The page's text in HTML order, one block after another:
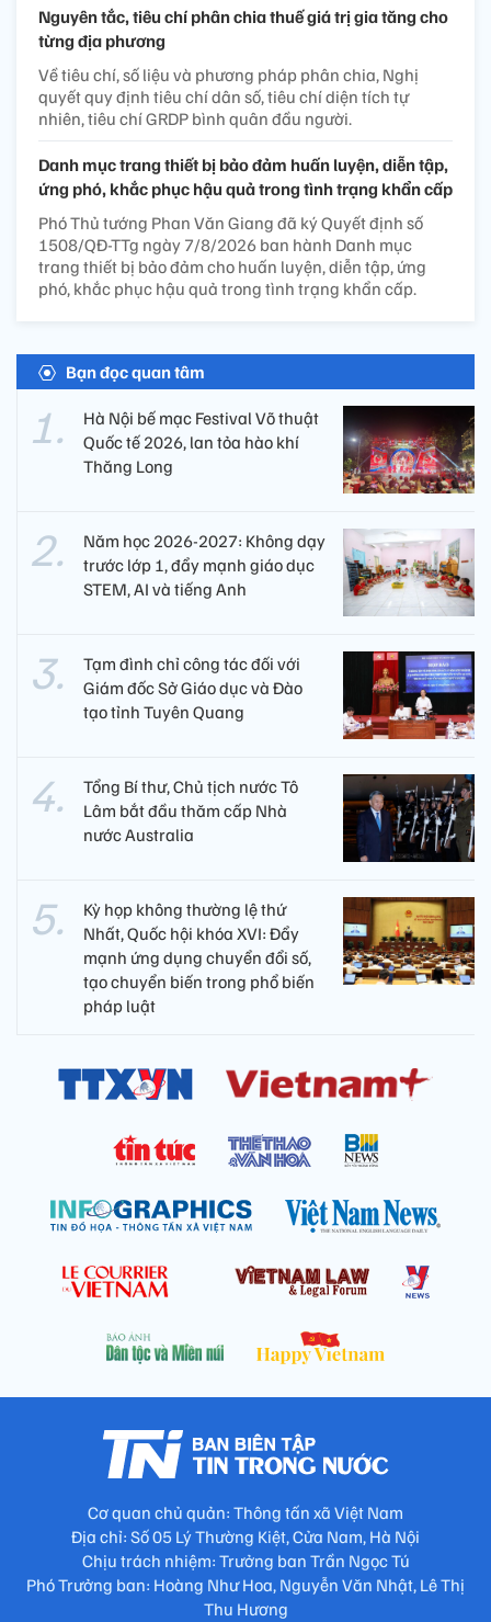
Nguyên tắc, tiêu chí phân chia thuế giá trị gia tăng cho
từng địa phương
Về tiêu chí, số liệu và phương pháp phân chia, Nghị
quyết quy định tiêu chí dân số, tiêu chí diện tích tự
nhiên, tiêu chí GRDP bình quân đầu người.
Danh mục trang thiết bị bảo đảm huấn luyện, diễn tập,
ứng phó, khắc phục hậu quả trong tình trạng khẩn cấp
Phó Thủ tướng Phan Văn Giang đã ký Quyết định số
1508/QĐ-TTg ngày 7/8/2026 ban hành Danh mục
trang thiết bị bảo đảm cho huấn luyện, diễn tập, ứng
phó, khắc phục hậu quả trong tình trạng khẩn cấp.
Bạn đọc quan tâm
Hà Nội bế mạc Festival Võ thuật
Quốc tế 2026, lan tỏa hào khí
Thăng Long
Năm học 2026-2027: Không dạy
trước lớp 1, đẩy mạnh giáo dục
STEM, AI và tiếng Anh
Tạm đình chỉ công tác đối với
Giám đốc Sở Giáo dục và Đào
tạo tỉnh Tuyên Quang
Tổng Bí thư, Chủ tịch nước Tô
Lâm bắt đầu thăm cấp Nhà
nước Australia
Kỳ họp không thường lệ thứ
Nhất, Quốc hội khóa XVI: Đẩy
mạnh ứng dụng chuyển đổi số,
tạo chuyển biến trong phổ biến
pháp luật
Cơ quan chủ quản: Thông tấn xã Việt Nam
Địa chỉ: Số 05 Lý Thường Kiệt, Cửa Nam, Hà Nội
Chịu trách nhiệm: Trưởng ban Trần Ngọc Tú
Phó Trưởng ban: Hoàng Như Hoa, Nguyễn Văn Nhật, Lê Thị
Thu Hương